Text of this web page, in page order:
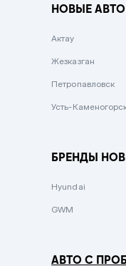
Зеленый
НОВЫЕ
Актау
Жезказган
Петропавловск
Усть-
БРЕНДЫ
Hyundai
GWM
АВТО С